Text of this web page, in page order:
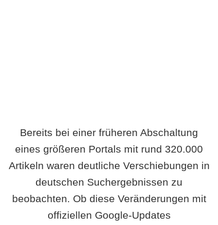
Bereits bei einer früheren Abschaltung
eines größeren Portals mit rund 320.000
Artikeln waren deutliche Verschiebungen in
deutschen Suchergebnissen zu
beobachten. Ob diese Veränderungen mit
offiziellen Google-Updates